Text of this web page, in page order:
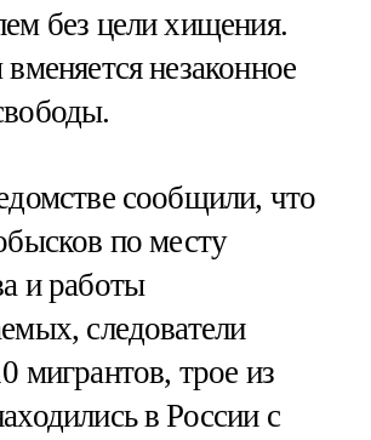
без цели хищения.
незаконное
сообщили, что
по месту
и работы
следователи
мигрантов, трое из
в России с